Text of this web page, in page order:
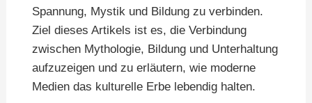
Spannung, Mystik und Bildung zu verbinden.
Ziel dieses Artikels ist es, die Verbindung
zwischen Mythologie, Bildung und Unterhaltung
aufzuzeigen und zu erläutern, wie moderne
Medien das kulturelle Erbe lebendig halten.